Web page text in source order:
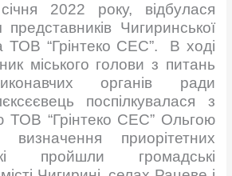
2022 року, відбулася
представників Чигиринської
ТОВ “Грінтеко СЕС”.
В ході
міського голови з питань
органів ради
поспілкувалася з
ТОВ “Грінтеко СЕС” Ольгою
приорітетних
пройшли громадські